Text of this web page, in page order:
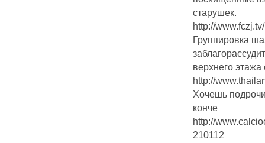
старушек.
http://
Группировка
верхнего
http://
Хочешь
конче
http://
210112